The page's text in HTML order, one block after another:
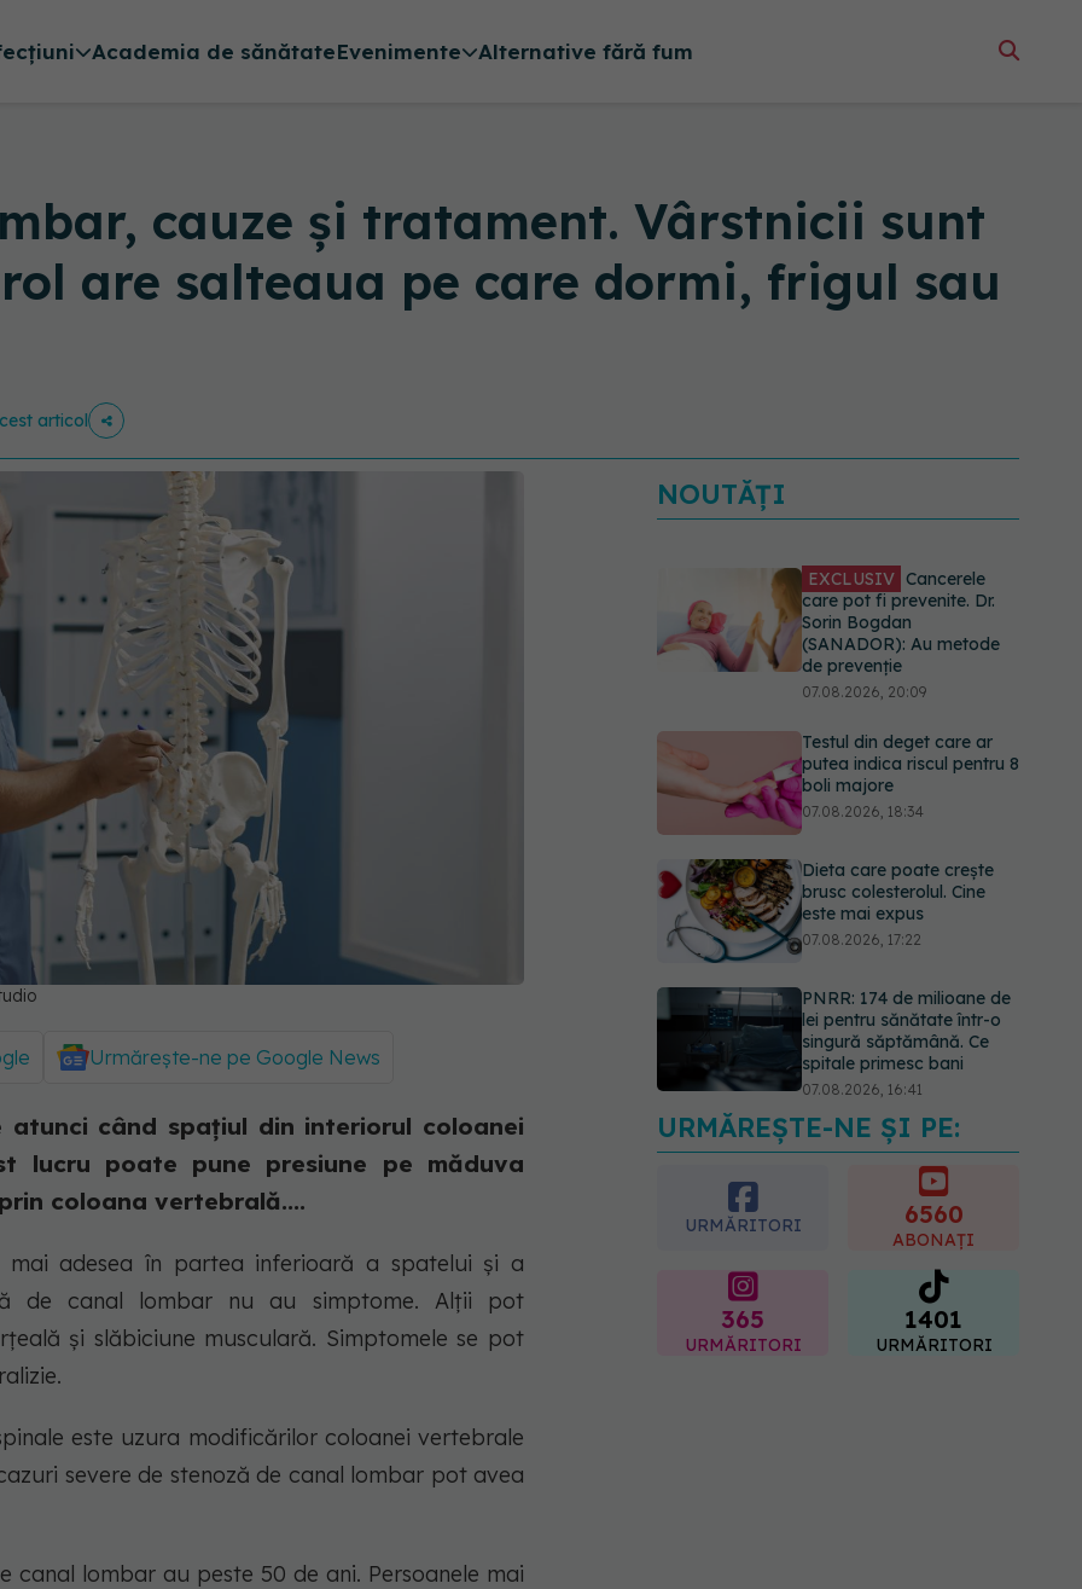
Academia de sănătateEvenimente Alternative fără fum
cauze și tratament. Vârstnicii sunt
are salteaua pe care dormi, frigul sau
articol
Urmărește-ne pe Google News
când spațiul din interiorul coloanei
lucru poate pune presiune pe măduva
coloana vertebrală....
adesea în partea inferioară a spatelui și a
de canal lombar nu au simptome. Alții pot
și slăbiciune musculară. Simptomele se pot
este uzura modificărilor coloanei vertebrale
severe de stenoză de canal lombar pot avea
canal lombar au peste 50 de ani. Persoanele mai
NOUTĂȚI
EXCLUSIV Cancerele
care pot fi prevenite. Dr.
Sorin Bogdan
(SANADOR): Au metode
de prevenție
07.08.2026, 20:09
Testul din deget care ar
putea indica riscul pentru 8
boli majore
07.08.2026, 18:34
Dieta care poate crește
brusc colesterolul. Cine
este mai expus
07.08.2026, 17:22
PNRR: 174 de milioane de
lei pentru sănătate într-o
singură săptămână. Ce
spitale primesc bani
07.08.2026, 16:41
Ce spune culoarea ta
preferată despre vârsta
pe care o ai. Care este
"codul cromatic" al
URMĂREȘTE-NE ȘI PE:
URMĂRITORI 6560
ABONAȚI
365
URMĂRITORI
1401
URMĂRITORI